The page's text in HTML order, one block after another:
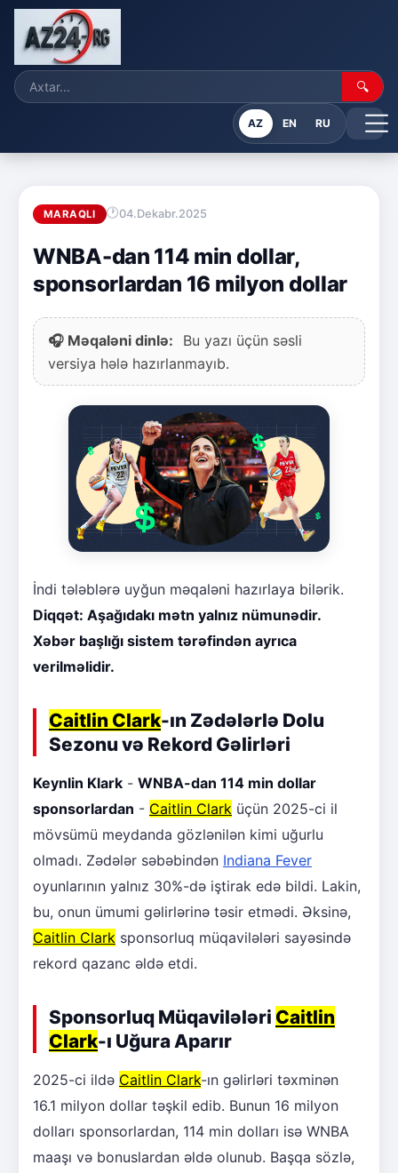
🔍
AZ EN RU
MARAQLI 04.Dekabr.2025
WNBA-dan 114 min dollar,
sponsorlardan 16 milyon dollar
🎧 Məqaləni dinlə:
Bu yazı üçün səsli
versiya hələ hazırlanmayıb.
İndi tələblərə uyğun məqaləni hazırlaya bilərik.
Diqqət: Aşağıdakı mətn yalnız nümunədir.
Xəbər başlığı sistem tərəfindən ayrıca
verilməlidir.
Caitlin Clark-ın Zədələrlə Dolu
Sezonu və Rekord Gəlirləri
Keynlin Klark - WNBA-dan 114 min dollar
sponsorlardan - Caitlin Clark üçün 2025-ci il
mövsümü meydanda gözlənilən kimi uğurlu
olmadı. Zədələr səbəbindən Indiana Fever
oyunlarının yalnız 30%-də iştirak edə bildi. Lakin,
bu, onun ümumi gəlirlərinə təsir etmədi. Əksinə,
Caitlin Clark sponsorluq müqavilələri sayəsində
rekord qazanc əldə etdi.
Sponsorluq Müqavilələri Caitlin
Clark-ı Uğura Aparır
2025-ci ildə Caitlin Clark-ın gəlirləri təxminən
16.1 milyon dollar təşkil edib. Bunun 16 milyon
dolları sponsorlardan, 114 min dolları isə WNBA
maaşı və bonuslardan əldə olunub. Başqa sözlə,